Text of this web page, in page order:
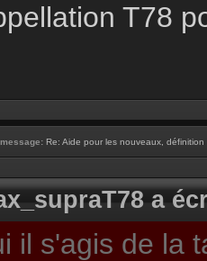
T78
Re: Aide pour les nouveaux,
a
il s'agis de la